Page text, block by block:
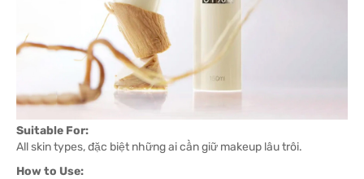
Suitable For:
All skin types, đặc biệt những ai cần giữ makeup lâu trôi.
How to Use: